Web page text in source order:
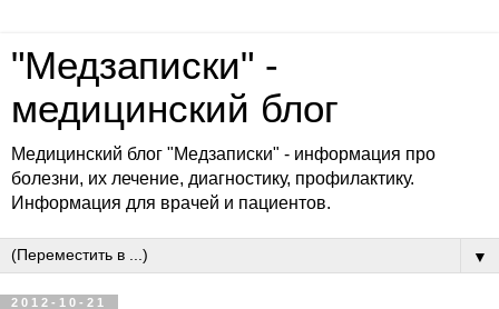
"Медзаписки" -
медицинский блог
Медицинский блог "Медзаписки" - информация про
болезни, их лечение, диагностику, профилактику.
Информация для врачей и пациентов.
▼
2012-10-21